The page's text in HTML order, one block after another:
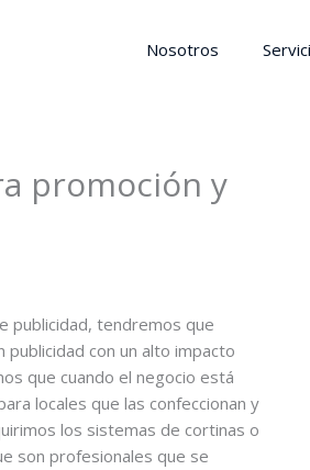
Nosotros
promoción y
publicidad, tendremos que
con un alto impacto
que cuando el negocio está
locales que las confeccionan y
los sistemas de cortinas o
son profesionales que se